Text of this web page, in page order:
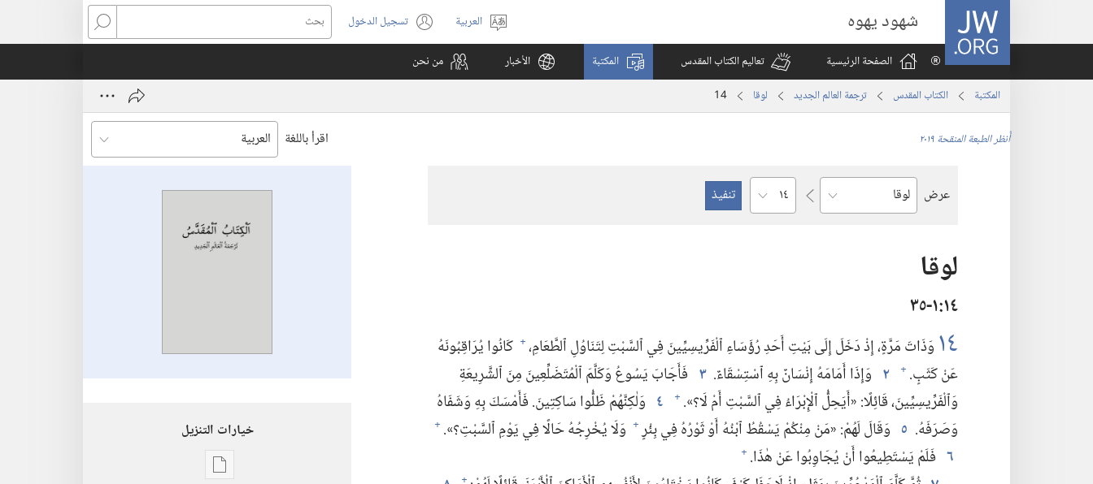
JW.ORG شهود يهوه
اختر
اللغة
العربية تسجيل الدخول
(يفتح
نافذة
بحث
الصفحة الرئيسية
تعاليم الكتاب المقدس المكتبة الأخبار من نحن
المكتبة الكتاب المقدس ترجمة العالم الجديد لوقا 14
اقرأ باللغة أُنظر الطبعة المنقحة ٢٠١٩
عرض
السفر
الفصل
لوقا
١٤‏:‏١‏-٣٥
١٤ وَذَاتَ مَرَّةٍ،‏ إِذْ دَخَلَ إِلَى بَيْتِ أَحَدِ رُؤَسَاءِ ٱلْفَرِّيسِيِّينَ فِي ٱلسَّبْتِ لِتَنَاوُلِ ٱلطَّعَامِ،‏+ كَانُوا يُرَاقِبُونَهُ
عَنْ كَثَبٍ.‏ + ٢ وَإِذَا أَمَامَهُ إِنْسَانٌ بِهِ ٱسْتِسْقَاءٌ.‏ ٣ فَأَجَابَ يَسُوعُ وَكَلَّمَ ٱلْمُتَضَلِّعِينَ مِنَ ٱلشَّرِيعَةِ
وَٱلْفَرِّيسِيِّينَ،‏ قَائِلًا:‏ «أَيَحِلُّ ٱلْإِبْرَاءُ فِي ٱلسَّبْتِ أَمْ لَا؟‏».‏ + ٤ وَلٰكِنَّهُمْ ظَلُّوا سَاكِتِينَ.‏ فَأَمْسَكَ بِهِ وَشَفَاهُ
وَصَرَفَهُ.‏ ٥ وَقَالَ لَهُمْ:‏ «مَنْ مِنْكُمْ يَسْقُطُ ٱبْنُهُ أَوْ ثَوْرُهُ فِي بِئْرٍ+ وَلَا يُخْرِجُهُ حَالًا فِي يَوْمِ ٱلسَّبْتِ؟‏».‏ +
٦ فَلَمْ يَسْتَطِيعُوا أَنْ يُجَاوِبُوا عَنْ هٰذَا.‏ +
خيارات التنزيل
خيارات